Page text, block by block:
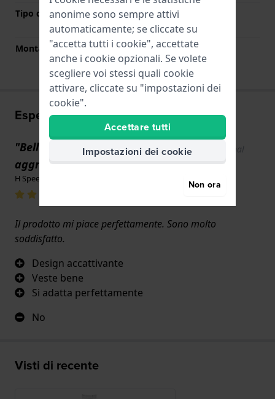
Tipo di montatura
Perni a molla a sgancio
rapido
Montatura dritta
No
Esperienze utente
"Bella fascia solida e
aggraziata."
Show original
H Speet · 17 giugno 2022
Il prodotto mi piace perfettamente. Sono molto
soddisfatto.
Design accattivante
Veste bene
Si adatta perfettamente
No
Visti di recente
anonime sono sempre attivi
automaticamente; se cliccate su
"accetta tutti i cookie", accettate
anche i cookie opzionali. Se volete
scegliere voi stessi quali cookie
attivare, cliccate su "impostazioni dei
cookie".
Accettare tutti
Impostazioni dei cookie
Non ora